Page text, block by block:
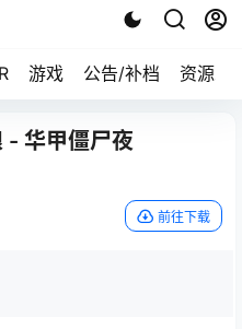
游戏 公告/补档 资源求
华甲僵尸夜
前往下载